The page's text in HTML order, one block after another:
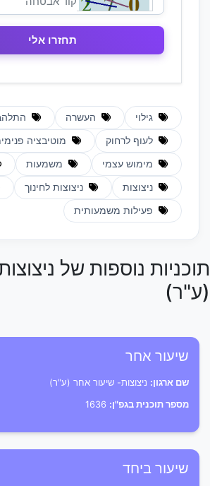
גילוי העשרה
לעוף לרחוק מוטיבציה
מימוש עצמי משמעות
ניצוצות ניצוצות לחינוך
פעילות משמעותית
תוכניות נוספות של
(ע"ר)
שיעור אחר
שם ארגון: ניצוצות- שיעור אחר (ע"ר)
מספר תוכנית בגפ"ן:
שיעור ביחד